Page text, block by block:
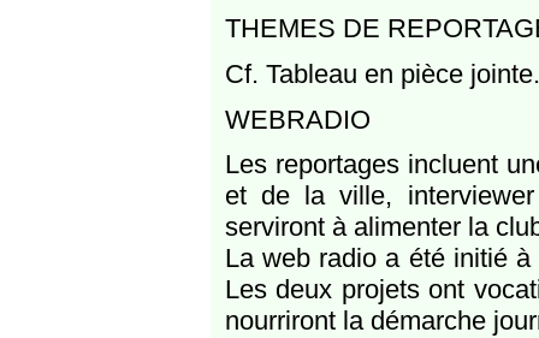
THEMES DE
Cf. Tableau en pièce jointe.
WEBRADIO
Les reportages incluent
et de la ville,
serviront à alimenter la
La web radio a été initié
Les deux projets ont
nourriront la démarche